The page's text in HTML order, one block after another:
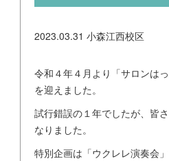
2023.03.31 小森江西校区
令和４年４月より「サロンは
を迎えました。
試行錯誤の１年でしたが、皆
なりました。
特別企画は「ウクレレ演奏会